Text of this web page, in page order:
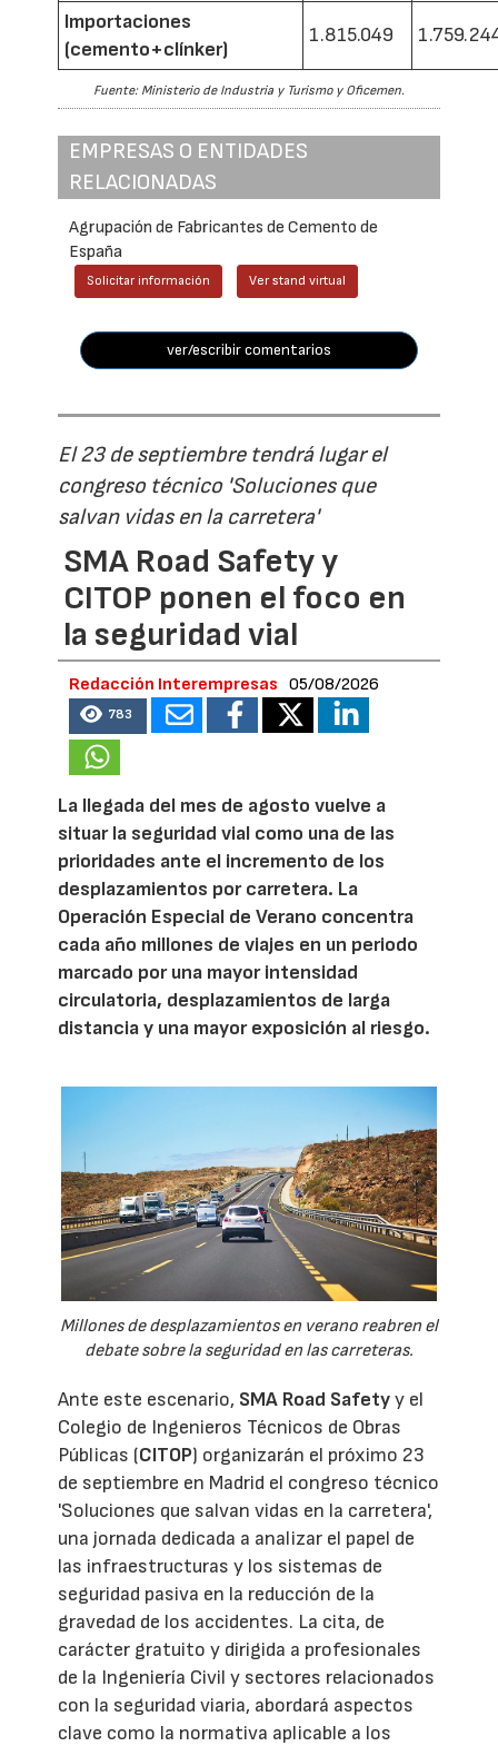
Importaciones
(cemento+clínker)
1.815.049
Fuente: Ministerio de Industria y Turismo y Oficemen.
EMPRESAS O ENTIDADES
RELACIONADAS
Agrupación de Fabricantes de Cemento de
España
Solicitar información Ver stand virtual
ver/escribir comentarios
El 23 de septiembre tendrá lugar el
congreso técnico 'Soluciones que
salvan vidas en la carretera'
SMA Road Safety y
CITOP ponen el foco en
la seguridad vial
Redacción Interempresas 05/08/2026
783
La llegada del mes de agosto vuelve a
situar la seguridad vial como una de las
prioridades ante el incremento de los
desplazamientos por carretera. La
Operación Especial de Verano concentra
cada año millones de viajes en un periodo
marcado por una mayor intensidad
circulatoria, desplazamientos de larga
distancia y una mayor exposición al riesgo.
Millones de desplazamientos en verano reabren el
debate sobre la seguridad en las carreteras.
Ante este escenario, SMA Road Safetyy el
Colegio de Ingenieros Técnicos de Obras
Públicas (CITOP) organizarán el próximo 23
de septiembre en Madrid el congreso técnico
'Soluciones que salvan vidas en la carretera',
una jornada dedicada a analizar el papel de
las infraestructuras y los sistemas de
seguridad pasiva en la reducción de la
gravedad de los accidentes. La cita, de
carácter gratuito y dirigida a profesionales
de la Ingeniería Civil y sectores relacionados
con la seguridad viaria, abordará aspectos
clave como la normativa aplicable a los